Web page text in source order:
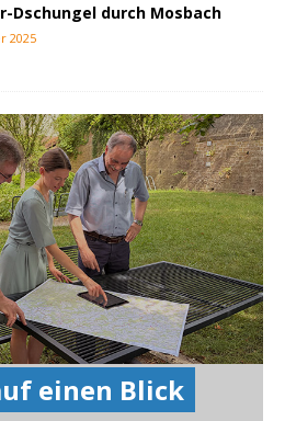
Dschungel durch Mosbach
2025
einen Blick